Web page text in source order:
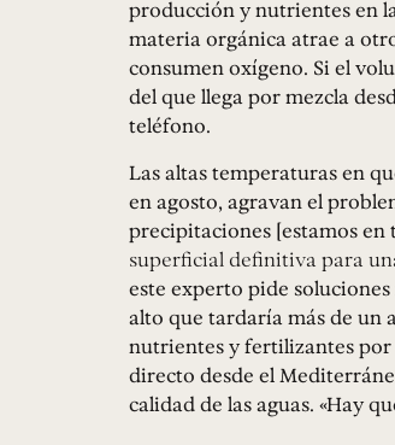
producción y nutrientes en
materia orgánica atrae a
consumen oxígeno. Si el
del que llega por mezcla
teléfono.
Las altas temperaturas en
en agosto, agravan el
precipitaciones [estamos
superficial definitiva para
este experto pide
alto que tardaría más de un
nutrientes y fertilizantes por
directo desde el
calidad de las aguas. «Hay